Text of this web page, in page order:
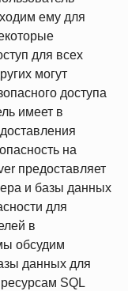
ему для
для всех
могут
доступа
имеет в
на
предоставляет
и базы данных
для
в
обсудим
данных для
SQL